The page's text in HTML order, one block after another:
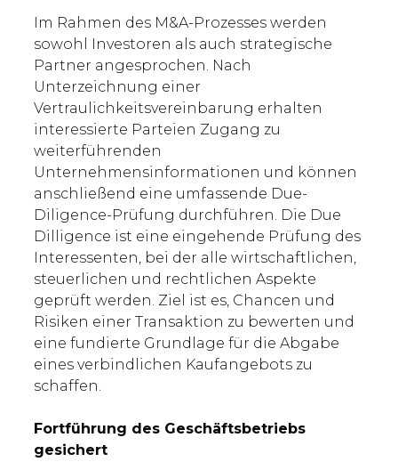
Im Rahmen des M&A-Prozesses werden
sowohl Investoren als auch strategische
Partner angesprochen. Nach
Unterzeichnung einer
Vertraulichkeitsvereinbarung erhalten
interessierte Parteien Zugang zu
weiterführenden
Unternehmensinformationen und können
anschließend eine umfassende Due-
Diligence-Prüfung durchführen. Die Due
Dilligence ist eine eingehende Prüfung des
Interessenten, bei der alle wirtschaftlichen,
steuerlichen und rechtlichen Aspekte
geprüft werden. Ziel ist es, Chancen und
Risiken einer Transaktion zu bewerten und
eine fundierte Grundlage für die Abgabe
eines verbindlichen Kaufangebots zu
schaffen.
Fortführung des Geschäftsbetriebs
gesichert